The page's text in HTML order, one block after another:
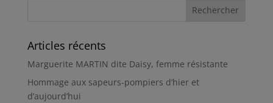
Articles récents
Marguerite MARTIN dite Daisy, femme résistante
Hommage aux sapeurs-pompiers d’hier et
d’aujourd’hui